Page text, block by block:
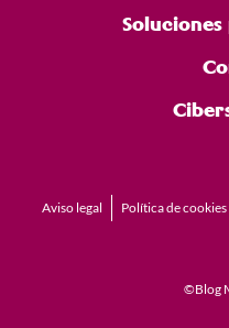
Aviso legal Política de cookies
©Blog